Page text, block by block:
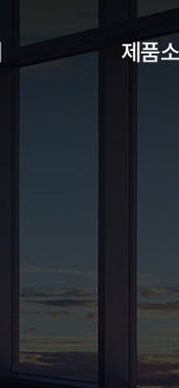
제품